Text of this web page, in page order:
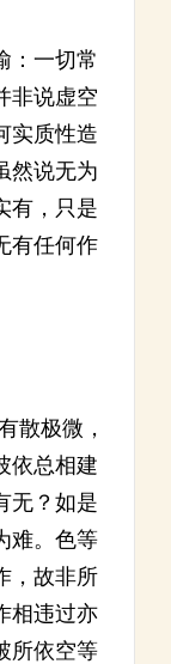
：一切常
非说虚空
实质性造
然说无为
有，只是
有任何作
散极微，
依总相建
无？如是
难。色等
，故非所
相违过亦
所依空等